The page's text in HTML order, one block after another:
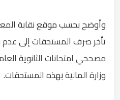
وأوضح بحسب موقع نقابة
تأخر صرف المستحقات إلى
مصححي امتحانات الثانوية
وزارة المالية بهذه المستحقات.